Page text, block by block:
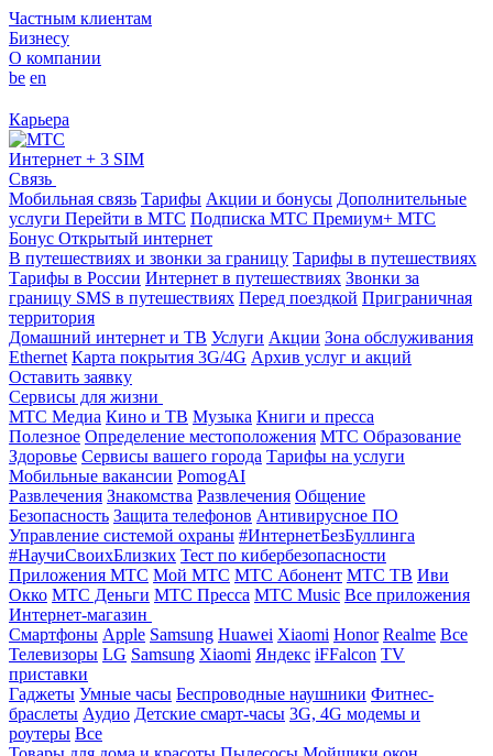
Частным клиентам
Бизнесу
О компании
be en
Карьера
Интернет + 3 SIM
Связь
Мобильная связь Тарифы Акции и бонусы Дополнительные
услуги Перейти в МТС Подписка МТС Премиум+ МТС
Бонус Открытый интернет
В путешествиях и звонки за границу Тарифы в путешествиях
Тарифы в России Интернет в путешествиях Звонки за
границу SMS в путешествиях Перед поездкой Приграничная
территория
Домашний интернет и ТВ Услуги Акции Зона обслуживания
Ethernet Карта покрытия 3G/4G Архив услуг и акций
Оставить заявку
Сервисы для жизни
МТС Медиа Кино и ТВ Музыка Книги и пресса
Полезное Определение местоположения МТС Образование
Здоровье Сервисы вашего города Тарифы на услуги
Мобильные вакансии PomogAI
Развлечения Знакомства Развлечения Общение
Безопасность Защита телефонов Антивирусное ПО
Управление системой охраны #ИнтернетБезБуллинга
#НаучиСвоихБлизких Тест по кибербезопасности
Приложения МТС Мой МТС МТС Абонент МТС ТВ Иви
Окко МТС Деньги МТС Пресса МТС Music Все приложения
Интернет-магазин
Смартфоны Apple Samsung Huawei Xiaomi Honor Realme Все
Телевизоры LG Samsung Xiaomi Яндекс iFFalcon TV
приставки
Гаджеты Умные часы Беспроводные наушники Фитнес-
браслеты Аудио Детские смарт-часы 3G, 4G модемы и
роутеры Все